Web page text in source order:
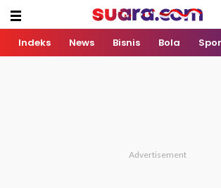
Indeks News Bisnis Bola